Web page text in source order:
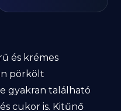
és krémes
pörkölt
gyakran található
cukor is. Kitűnő